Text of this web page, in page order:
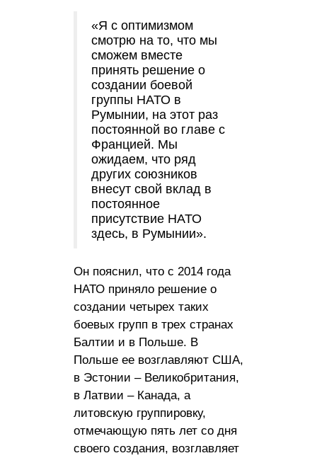
«Я с оптимизмом
смотрю на то, что мы
сможем вместе
принять решение о
создании боевой
группы НАТО в
Румынии, на этот раз
постоянной во главе с
Францией. Мы
ожидаем, что ряд
других союзников
внесут свой вклад в
постоянное
присутствие НАТО
здесь, в Румынии».
Он пояснил, что с 2014 года
НАТО приняло решение о
создании четырех таких
боевых групп в трех странах
Балтии и в Польше. В
Польше ее возглавляют США,
в Эстонии – Великобритания,
в Латвии – Канада, а
литовскую группировку,
отмечающую пять лет со дня
своего создания, возглавляет